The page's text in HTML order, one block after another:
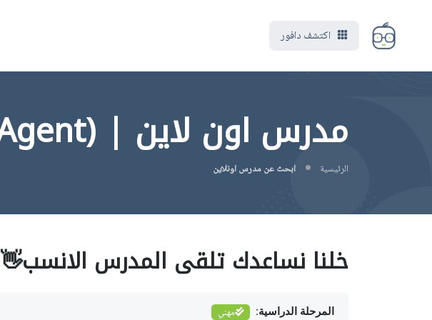
اكتشف دافور
مدرس اون لاين | EA (Enrolled Agent) | مهني
الرئيسية ابحث عن مدرس اونلاين
خلنا نساعدك تلقى المدرس الانسب👋
المرحلة الدراسية: مهني